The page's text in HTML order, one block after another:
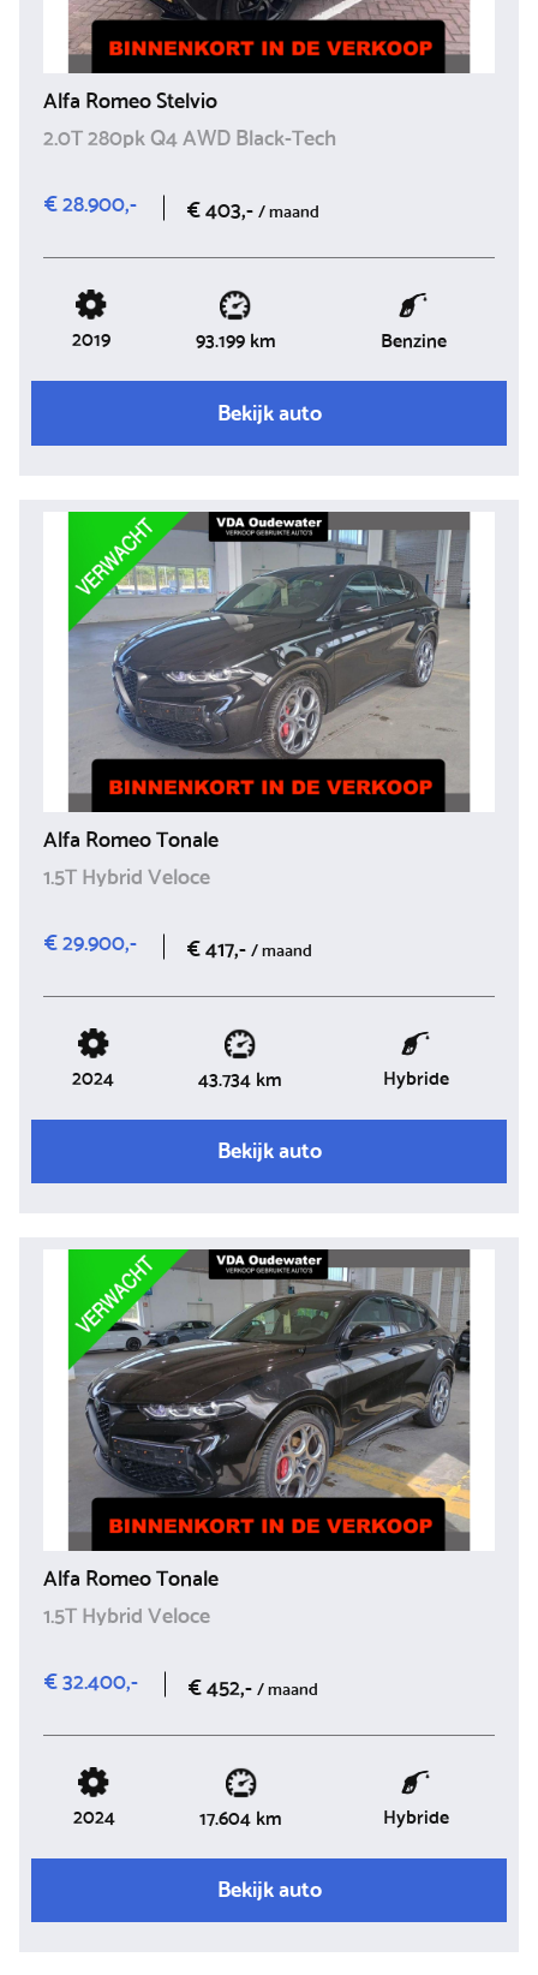
Alfa Romeo Stelvio
2.0T 280pk Q4 AWD Black-Tech
€ 28.900,-
€ 403,-/ maand
2019 93.199 km Benzine
Bekijk auto
Alfa Romeo Tonale
1.5T Hybrid Veloce
€ 29.900,-
€ 417,-/ maand
2024 43.734 km Hybride
Bekijk auto
Alfa Romeo Tonale
1.5T Hybrid Veloce
€ 32.400,-
€ 452,-/ maand
2024 17.604 km Hybride
Bekijk auto